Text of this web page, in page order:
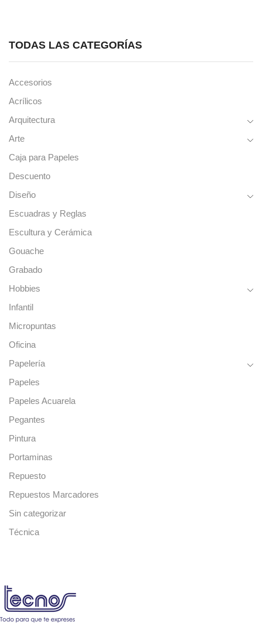
TODAS LAS CATEGORÍAS
Accesorios
Acrílicos
Arquitectura
Arte
Caja para Papeles
Descuento
Diseño
Escuadras y Reglas
Escultura y Cerámica
Gouache
Grabado
Hobbies
Infantil
Micropuntas
Oficina
Papelería
Papeles
Papeles Acuarela
Pegantes
Pintura
Portaminas
Repuesto
Repuestos Marcadores
Sin categorizar
Técnica